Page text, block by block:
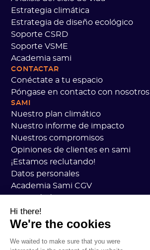
Estrategia climática
Estrategia de diseño ecológico
Soporte CSRD
Soporte VSME
Academia sami
CONTACTAR
Conéctate a tu espacio
Póngase en contacto con nosotros
SAMI
Nuestro plan climático
Nuestro informe de impacto
Nuestros compromisos
Opiniones de clientes en sami
¡Estamos reclutando!
Datos personales
Academia Sami CGV
Estado de los servicios
Información legal
Plan general de carbono
Hi there!
We're the cookies
We waited to make sure that you were